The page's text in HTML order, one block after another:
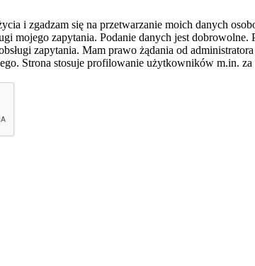
i zgadzam się na przetwarzanie moich danych
mojego zapytania. Podanie danych jest
zapytania. Mam prawo żądania od
Strona stosuje profilowanie użytkowników m.in.